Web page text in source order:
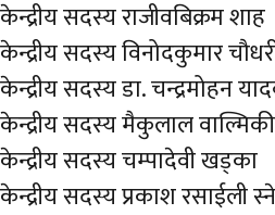
सदस्य राजीवबिक्रम शाह
सदस्य विनोदकुमार
सदस्य डा. चन्द्रमोहन
सदस्य मैकुलाल वाल्मिकी
सदस्य चम्पादेवी खड्का
सदस्य प्रकाश रसाईली